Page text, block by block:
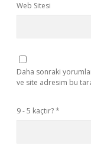
Web Sitesi
Daha sonraki
ve site adresim bu
9 - 5 kaçtır?*